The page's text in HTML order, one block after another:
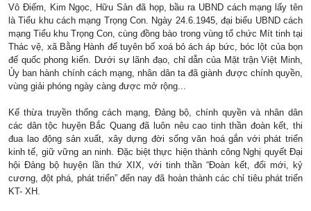
Vô Điếm, Kim Ngọc, Hữu Sản đã họp, bầu ra UBND cách mạng lấy tên
là Tiểu khu cách mạng Trọng Con. Ngày 24.6.1945, đại biểu UBND cách
mạng Tiểu khu Trọng Con, cùng đồng bào trong vùng tổ chức Mít tinh tại
Thác vệ, xã Bằng Hành để tuyên bố xoá bỏ ách áp bức, bóc lột của bọn
đế quốc phong kiến. Dưới sự lãnh đạo, chỉ dẫn của Mặt trận Việt Minh,
Ủy ban hành chính cách mạng, nhân dân ta đã giành được chính quyền,
vùng giải phóng ngày càng được mở rộng...
Kế thừa truyền thống cách mạng, Đảng bộ, chính quyền và nhân dân
các dân tộc huyện Bắc Quang đã luôn nêu cao tinh thần đoàn kết, thi
đua lao động sản xuất, xây dựng đời sống văn hoá gắn với phát triển
kinh tế, giữ vững an ninh. Đặc biệt thực hiện thành công Nghị quyết Đại
hội Đảng bộ huyện lần thứ XIX, với tinh thần “Đoàn kết, đổi mới, kỷ
cương, đột phá, phát triển” đến nay đã hoàn thành các chỉ tiêu phát triển
KT- XH.